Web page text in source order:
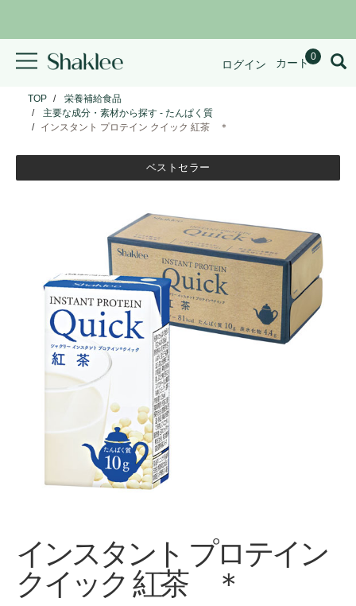
ログイン カート0
TOP
栄養補給食品
主要な成分・素材から探す - たんぱく質
インスタント プロテイン クイック 紅茶 ＊
ベストセラー
インスタント プロテイン
クイック 紅茶 ＊